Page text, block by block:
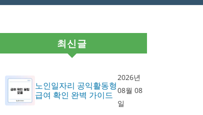
최신글
노인일자리 공익활동형
급여 확인 완벽 가이드
2026년
08월 08
일